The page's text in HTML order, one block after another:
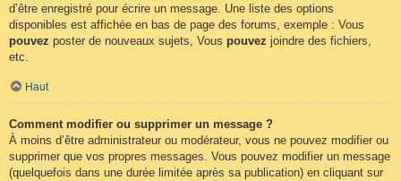
d’être enregistré pour écrire un message. Une liste des options
disponibles est affichée en bas de page des forums, exemple : Vous
pouvez poster de nouveaux sujets, Vous pouvez joindre des fichiers,
etc.
Haut
Comment modifier ou supprimer un message ?
À moins d’être administrateur ou modérateur, vous ne pouvez modifier ou
supprimer que vos propres messages. Vous pouvez modifier un message
(quelquefois dans une durée limitée après sa publication) en cliquant sur